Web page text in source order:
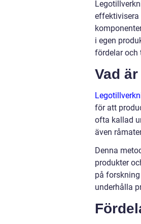
effektivisera
i egen
fördelar och
Vad
för att
ofta kallad
även
Denna
produkter
på
underhålla